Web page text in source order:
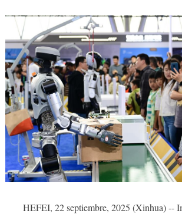
HEFEI, 22 septiembre, 2025 (Xinhua) --